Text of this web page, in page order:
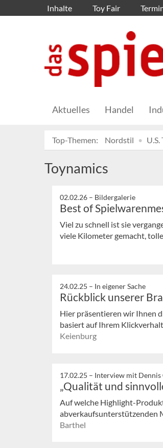
Inhalte Toy Fair
Aktuelles Handel
Top-Themen: Nordstil
Toynamics
02.02.26 – Bildergalerie
Best of
Viel zu schnell ist sie
viele Kilometer gemacht,
24.02.25 – In eigener Sache
Rückblick unserer
Hier präsentieren wir Ihnen
basiert auf Ihrem
Keienburg
17.02.25 – Interview mit Dennis
„Qualität und
Auf welche Highlight-
abverkaufsunterstützenden
Barthel